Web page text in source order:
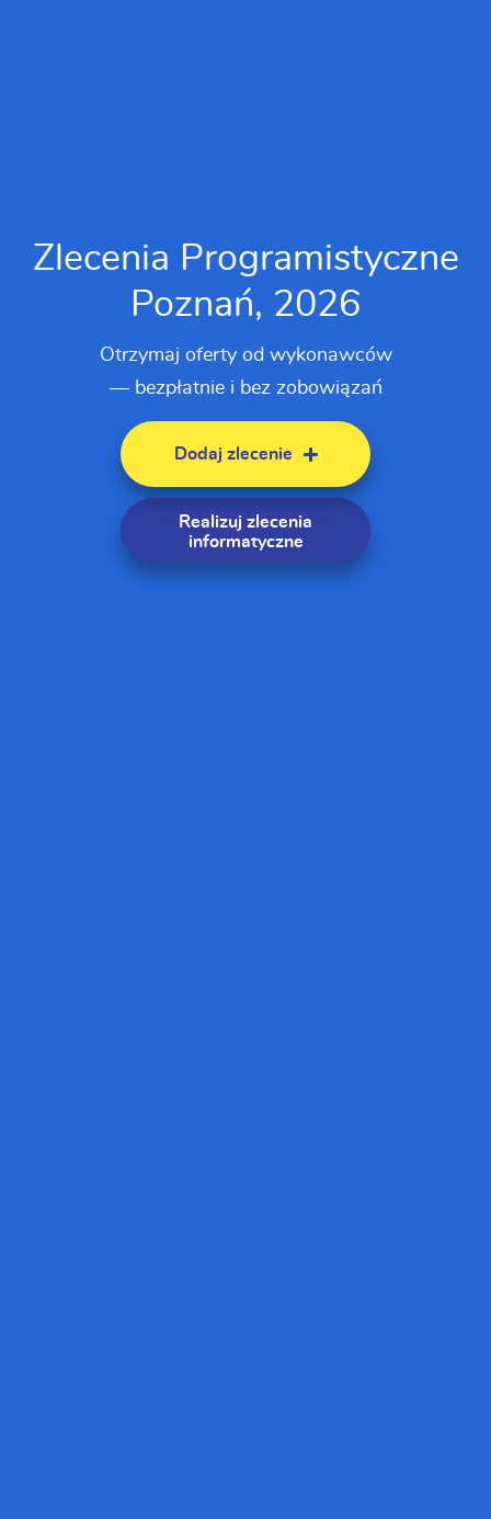
Zlecenia Programistyczne
Poznań, 2026
Otrzymaj oferty od wykonawców
— bezpłatnie i bez zobowiązań
Dodaj zlecenie
Realizuj zlecenia
informatyczne